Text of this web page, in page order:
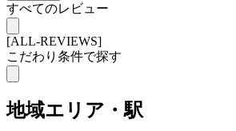
すべてのレビュー
[ALL-REVIEWS]
こだわり条件で探す
地域エリア・駅